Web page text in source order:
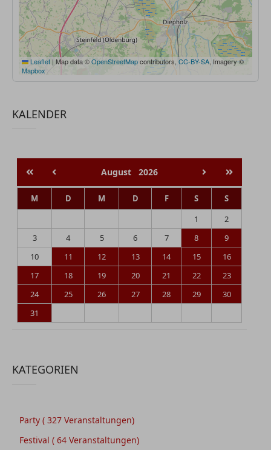
Leaflet | Map data ©OpenStreetMapcontributors, CC-BY-SA , Imagery ©
Mapbox
KALENDER
August 2026
M D M D F S
S
1
2
3
4 5 6 7 8
9
10
11 12 13 14 15
16
17
18 19 20 21 22
23
24
25 26 27 28 29
30
31
KATEGORIEN
Party ( 327 Veranstaltungen)
Festival ( 64 Veranstaltungen)